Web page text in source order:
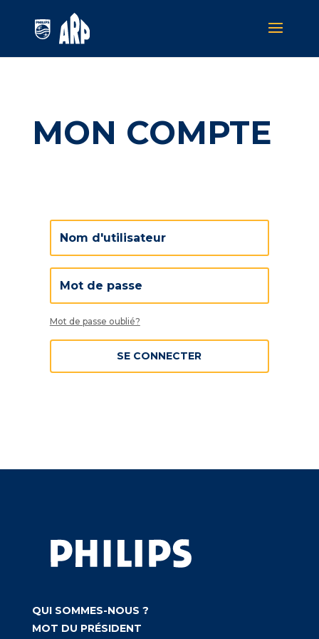
MON COMPTE
Mot de passe oublié?
SE CONNECTER
QUI SOMMES-NOUS ?
MOT DU PRÉSIDENT